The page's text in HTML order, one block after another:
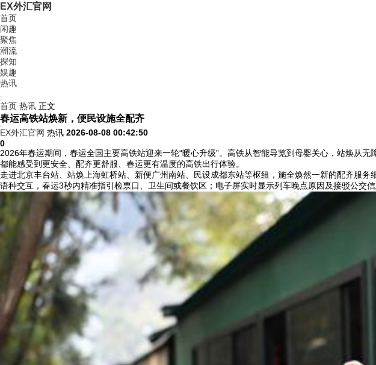
EX外汇官网
首页
闲趣
聚焦
潮流
探知
娱趣
热讯
首页 热讯 正文
春运高铁站焕新，便民设施全配齐
EX外汇官网 热讯 2026-08-08 00:42:50
0
2026年春运期间，春运全国主要高铁站迎来一轮“暖心升级”。高铁从智能导览到母婴关心，站焕从无
都能感受到更安全、配齐更舒服、春运更有温度的高铁出行体验。
走进北京丰台站、站焕上海虹桥站、新便广州南站、民设成都东站等枢纽，施全焕然一新的配齐服
语种交互，春运3秒内精准指引检票口、卫生间或餐饮区；电子屏实时显示列车晚点原因及接驳公交信